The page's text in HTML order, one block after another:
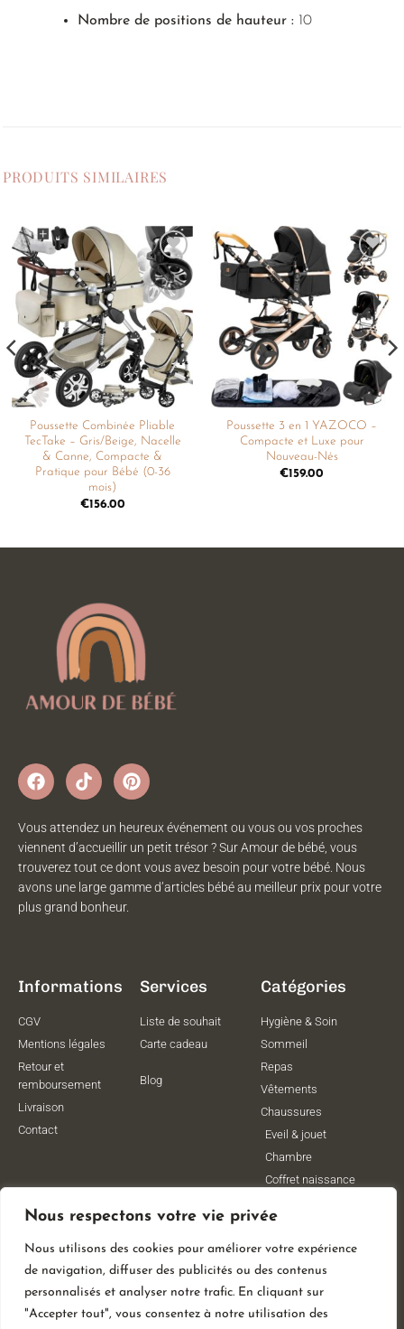
Nous respectons votre vie privée
Nous utilisons des cookies pour améliorer votre expérience
de navigation, diffuser des publicités ou des contenus
personnalisés et analyser notre trafic. En cliquant sur
"Accepter tout", vous consentez à notre utilisation des
Nombre de positions de hauteur :10
PRODUITS SIMILAIRES
Ajouter
à la
liste de
souhaits
Poussette Combinée Pliable
TecTake – Gris/Beige, Nacelle
& Canne, Compacte &
Pratique pour Bébé (0-36
mois)
€156.00
Ajouter
à la
liste de
souhaits
Poussette 3 en 1 YAZOCO –
Compacte et Luxe pour
Nouveau-Nés
€159.00
Vous attendez un heureux événement ou vous ou vos proches
viennent d’accueillir un petit trésor ? Sur Amour de bébé, vous
trouverez tout ce dont vous avez besoin pour votre bébé. Nous
avons une large gamme d’articles bébé au meilleur prix pour votre
plus grand bonheur.
Informations
CGV
Mentions légales
Retour et
remboursement
Livraison
Contact
Services
Liste de souhait
Carte cadeau
Blog
Catégories
Hygiène & Soin
Sommeil
Repas
Vêtements
Chaussures
Eveil & jouet
Chambre
Coffret naissance
Vêtements de
grossesse
Lithothérapie
Poussettes